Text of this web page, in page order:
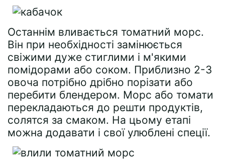
Останнім вливається томатний морс.
Він при необхідності замінюється
свіжими дуже стиглими і м'якими
помідорами або соком. Приблизно 2-3
овоча потрібно дрібно порізати або
перебити блендером. Морс або томати
перекладаються до решти продуктів,
солятся за смаком. На цьому етапі
можна додавати і свої улюблені спеції.